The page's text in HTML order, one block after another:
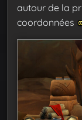
autour de la
coordonnées